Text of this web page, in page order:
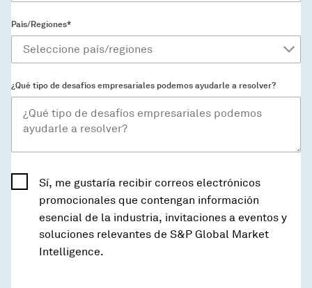
País/Regiones*
¿Qué tipo de desafíos empresariales podemos ayudarle a resolver?
Sí, me gustaría recibir correos electrónicos
promocionales que contengan información
esencial de la industria, invitaciones a eventos y
soluciones relevantes de S&P Global Market
Intelligence.